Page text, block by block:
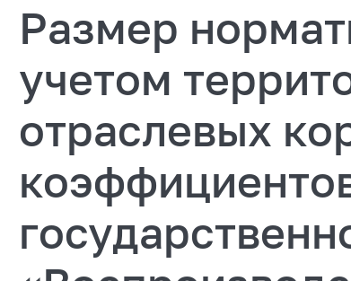
Размер
учетом
отраслевых